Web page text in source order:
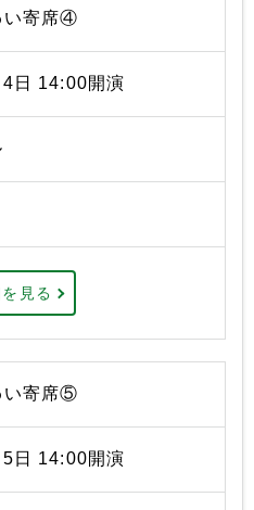
い寄席④
日 14:00開演
見る
い寄席⑤
日 14:00開演